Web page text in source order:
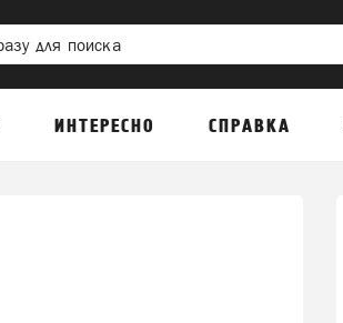
ИНТЕРЕСНО СПРАВКА